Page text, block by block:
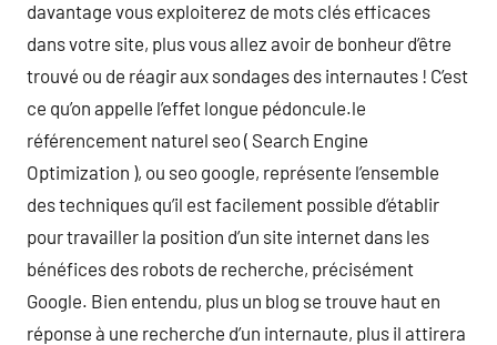
davantage vous exploiterez de mots clés efficaces
dans votre site, plus vous allez avoir de bonheur d’être
trouvé ou de réagir aux sondages des internautes ! C’est
ce qu’on appelle l’effet longue pédoncule.le
référencement naturel seo ( Search Engine
Optimization ), ou seo google, représente l’ensemble
des techniques qu’il est facilement possible d’établir
pour travailler la position d’un site internet dans les
bénéfices des robots de recherche, précisément
Google. Bien entendu, plus un blog se trouve haut en
réponse à une recherche d’un internaute, plus il attirera